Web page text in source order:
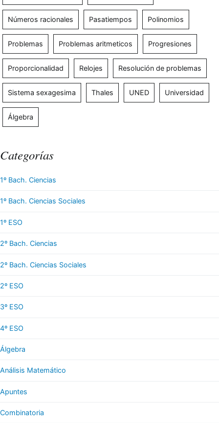
Números racionales Pasatiempos Polinomios
Problemas Problemas aritmeticos Progresiones
Proporcionalidad Relojes Resolución de problemas
Sistema sexagesima Thales UNED Universidad
Álgebra
Categorías
1º Bach. Ciencias
1º Bach. Ciencias Sociales
1º ESO
2º Bach. Ciencias
2º Bach. Ciencias Sociales
2º ESO
3º ESO
4º ESO
Álgebra
Análisis Matemático
Apuntes
Combinatoria